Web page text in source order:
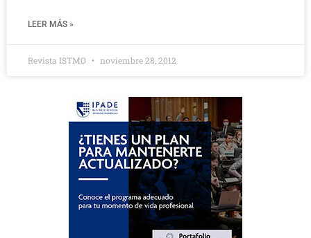
LEER MÁS »
Revista ISTMO noviembre 28, 2012